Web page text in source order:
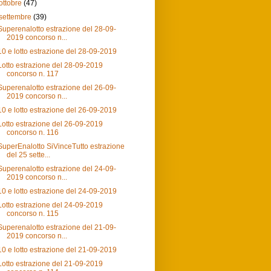
(47)
(39)
estrazione del 28-09-
2019 concorso n...
e lotto estrazione del 28-09-2019
estrazione del 28-09-2019
concorso n. 117
estrazione del 26-09-
2019 concorso n...
e lotto estrazione del 26-09-2019
estrazione del 26-09-2019
concorso n. 116
SiVinceTutto estrazione
del 25 sette...
estrazione del 24-09-
2019 concorso n...
e lotto estrazione del 24-09-2019
estrazione del 24-09-2019
concorso n. 115
estrazione del 21-09-
2019 concorso n...
e lotto estrazione del 21-09-2019
estrazione del 21-09-2019